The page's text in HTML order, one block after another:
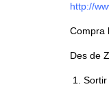
http://
Compra
Des de
Sortir